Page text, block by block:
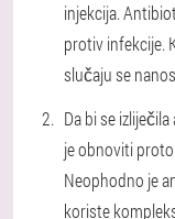
injekcija.
protiv infekcije.
slučaju se
Da bi se
je obnoviti
Neophodno je
koriste